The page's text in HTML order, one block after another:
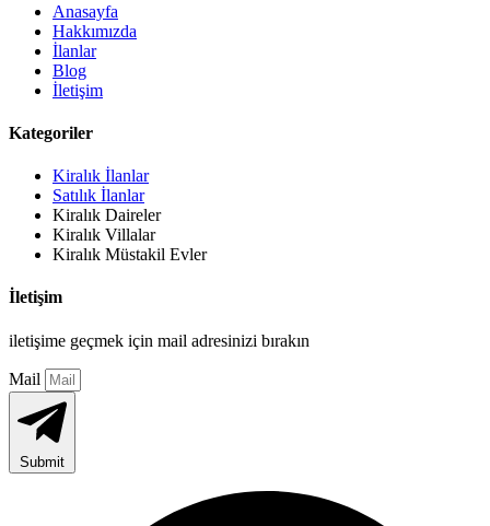
Anasayfa
Hakkımızda
İlanlar
Blog
İletişim
Kategoriler
Kiralık İlanlar
Satılık İlanlar
Kiralık Daireler
Kiralık Villalar
Kiralık Müstakil Evler
İletişim
iletişime geçmek için mail adresinizi bırakın
Mail
Submit